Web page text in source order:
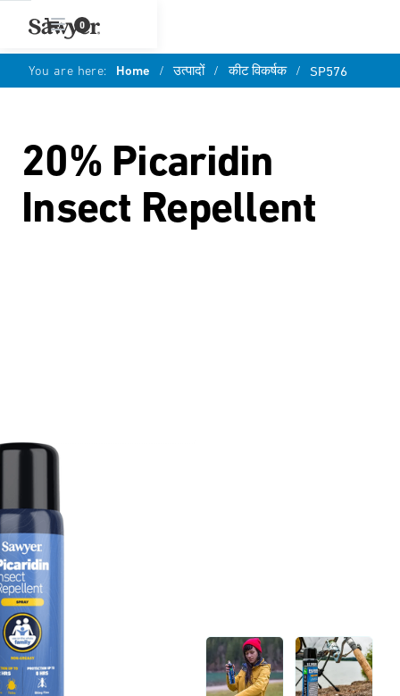
0
You are here: Home / उत्पादों / कीट विकर्षक / SP576
20% Picaridin
Insect Repellent